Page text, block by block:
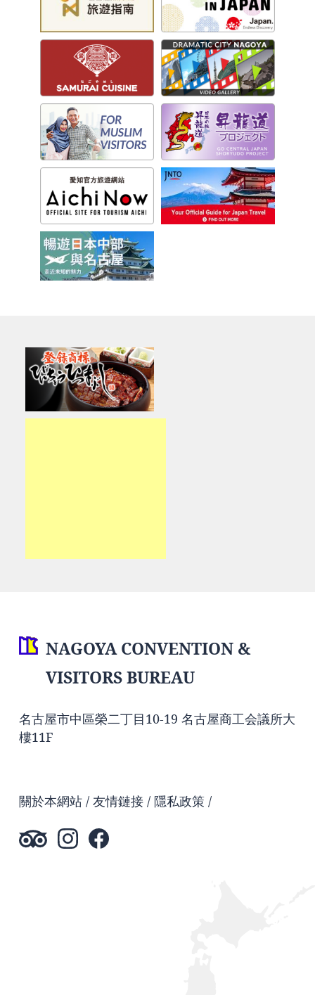
NAGOYA CONVENTION &
VISITORS BUREAU
名古屋市中區榮二丁目10-19 名古屋商工会議所大
樓11F
關於本網站 友情鏈接 隱私政策